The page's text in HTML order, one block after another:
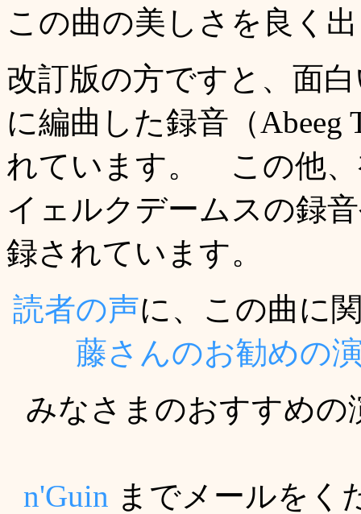
この曲の美しさを良く
改訂版の方ですと、面
に編曲した録音（Abeeg
れています。 この他、
イェルクデームスの録
録されています。
読者の声に、この曲に
藤さんのお勧めの
みなさまのおすすめ
n'Guin までメールを